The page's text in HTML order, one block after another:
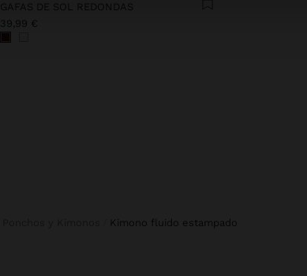
GAFAS DE SOL REDONDAS
39,99 €
kimono fluido estampado